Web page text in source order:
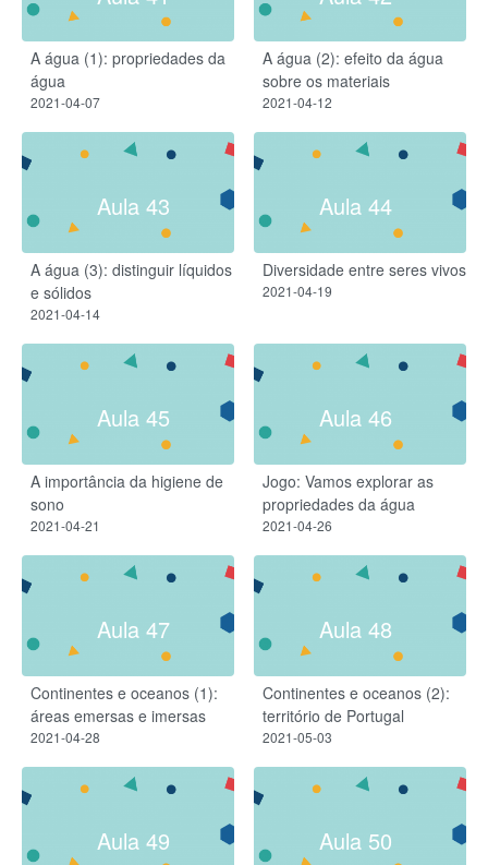
A água (1): propriedades da
água
2021-04-07
A água (2): efeito da água
sobre os materiais
2021-04-12
Aula 43
A água (3): distinguir líquidos
e sólidos
2021-04-14
Aula 44
Diversidade entre seres vivos
2021-04-19
Aula 45
A importância da higiene de
sono
2021-04-21
Aula 46
Jogo: Vamos explorar as
propriedades da água
2021-04-26
Aula 47
Continentes e oceanos (1):
áreas emersas e imersas
2021-04-28
Aula 48
Continentes e oceanos (2):
território de Portugal
2021-05-03
Aula 49 Aula 50